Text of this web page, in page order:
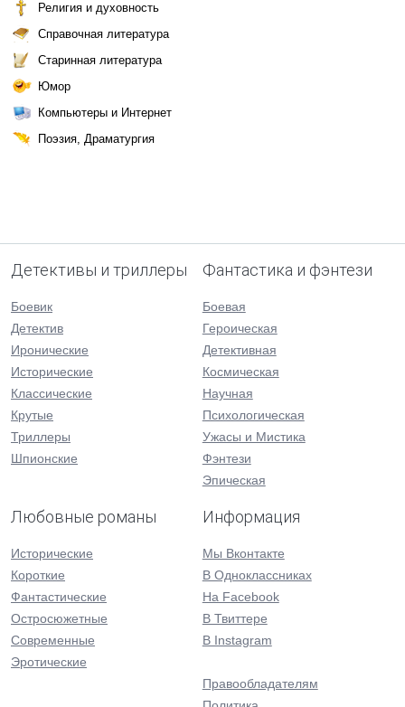
Религия и духовность
Справочная литература
Старинная литература
Юмор
Компьютеры и Интернет
Поэзия, Драматургия
Детективы и триллеры
Боевик
Детектив
Иронические
Исторические
Классические
Крутые
Триллеры
Шпионские
Фантастика и фэнтези
Боевая
Героическая
Детективная
Космическая
Научная
Психологическая
Ужасы и Мистика
Фэнтези
Эпическая
Любовные романы
Исторические
Короткие
Фантастические
Остросюжетные
Современные
Эротические
Информация
Мы Вконтакте
В Одноклассниках
На Facebook
В Твиттере
В Instagram
Правообладателям